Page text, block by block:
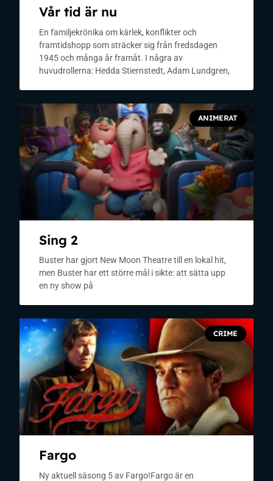
Vår tid är nu
En familjekrönika om kärlek, konflikter och
framtidshopp som sträcker sig från fredsdagen
1945 och många år framåt. I några av
huvudrollerna: Hedda Stiernstedt, Adam Lundgren,
ANIMERAT
Sing 2
Buster har gjort New Moon Theatre till en lokal hit,
men Buster har ett större mål i sikte: att sätta upp
en ny show på
CRIME
Fargo
Ny aktuell säsong 5 av Fargo!Fargo är en